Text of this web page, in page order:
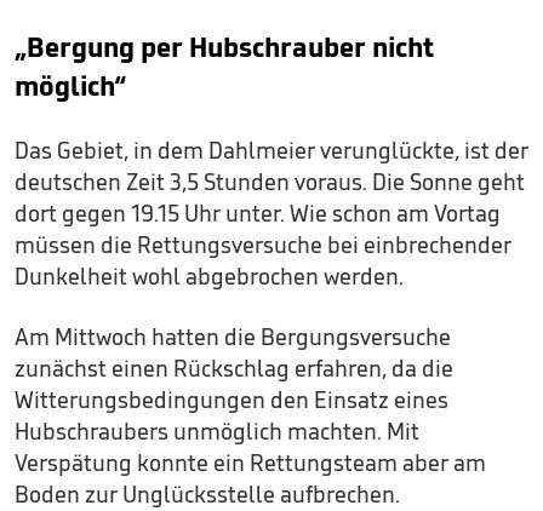
„Bergung per Hubschrauber nicht
möglich“
Das Gebiet, in dem Dahlmeier verunglückte, ist der
deutschen Zeit 3,5 Stunden voraus. Die Sonne geht
dort gegen 19.15 Uhr unter. Wie schon am Vortag
müssen die Rettungsversuche bei einbrechender
Dunkelheit wohl abgebrochen werden.
Am Mittwoch hatten die Bergungsversuche
zunächst einen Rückschlag erfahren, da die
Witterungsbedingungen den Einsatz eines
Hubschraubers unmöglich machten. Mit
Verspätung konnte ein Rettungsteam aber am
Boden zur Unglücksstelle aufbrechen.